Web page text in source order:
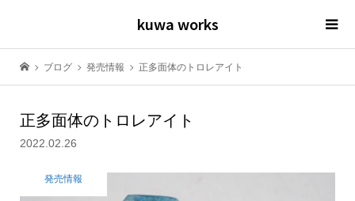
kuwa works
ブログ 発売情報 正多面体のトロレアイト
正多面体のトロレアイト
2022.02.26
発売情報